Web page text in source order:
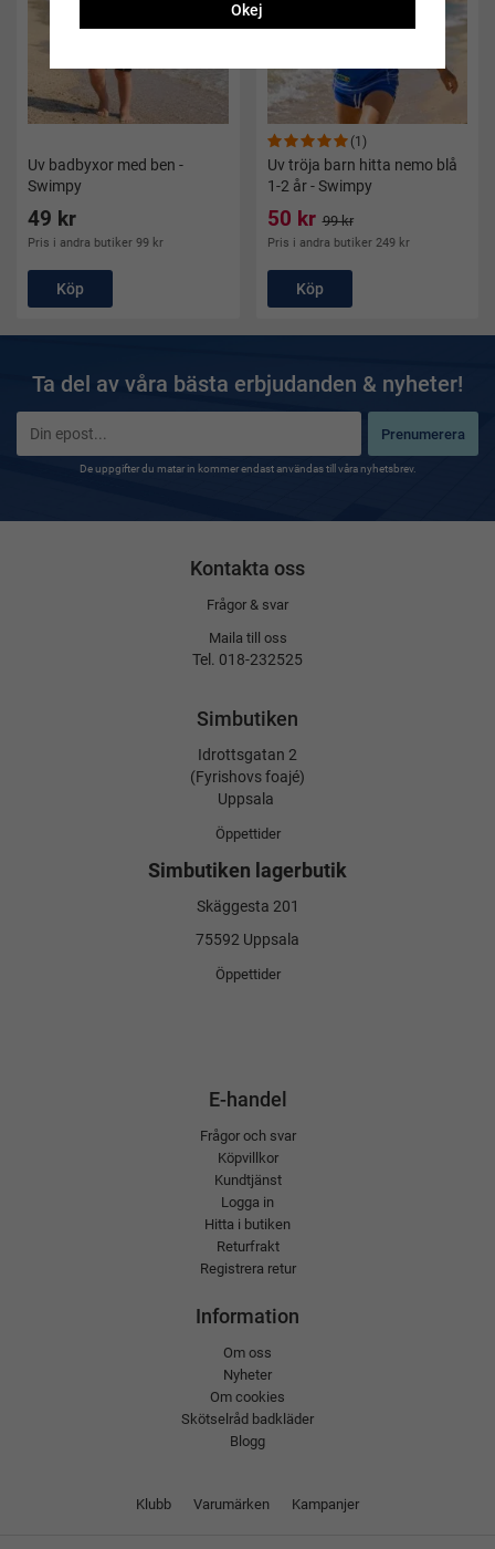
Uv badbyxor med ben -
Swimpy
49 kr
Pris i andra butiker 99 kr
Köp
(1)
Uv tröja barn hitta nemo blå
1-2 år - Swimpy
50 kr 99 kr
Pris i andra butiker 249 kr
Köp
Ta del av våra bästa erbjudanden & nyheter!
Prenumerera
De uppgifter du matar in kommer endast användas till våra nyhetsbrev.
Kontakta oss
Frågor & svar
Maila till oss
Tel. 018-232525
Simbutiken
Idrottsgatan 2
(Fyrishovs foajé)
Uppsala
Öppettider
Simbutiken lagerbutik
Skäggesta 201
75592 Uppsala
Öppettider
E-handel
Frågor och svar
Köpvillkor
Kundtjänst
Logga in
Hitta i butiken
Returfrakt
Registrera retur
Information
Om oss
Nyheter
Om cookies
Skötselråd badkläder
Blogg
Klubb Varumärken Kampanjer
Okej